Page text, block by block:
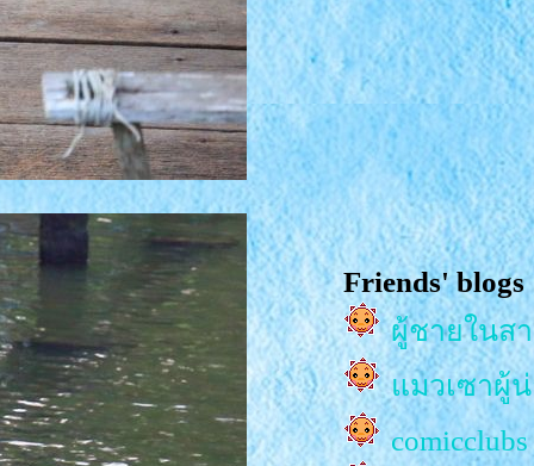
วัดภุมรินท
กิจกรรม
ททท.จัดพลุ
PHRAYA
จบลงอย่า
ททท. จัดแ
PHRAYA
วันฝนตก)
เริ่มแล้วเ
Friends' blogs
ผู้ชายในส
มวเซาผู้น่
comicclubs